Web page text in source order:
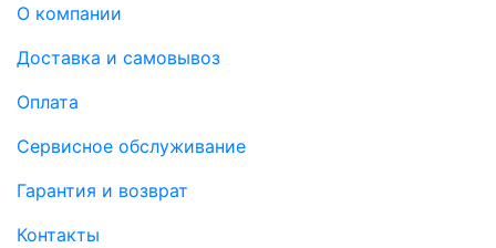
О компании
Доставка и самовывоз
Оплата
Сервисное обслуживание
Гарантия и возврат
Контакты